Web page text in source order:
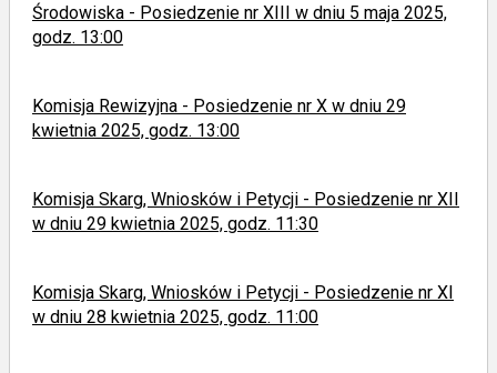
Środowiska - Posiedzenie nr XIII w dniu 5 maja 2025,
godz. 13:00
Komisja Rewizyjna - Posiedzenie nr X w dniu 29
kwietnia 2025, godz. 13:00
Komisja Skarg, Wniosków i Petycji - Posiedzenie nr XII
w dniu 29 kwietnia 2025, godz. 11:30
Komisja Skarg, Wniosków i Petycji - Posiedzenie nr XI
w dniu 28 kwietnia 2025, godz. 11:00